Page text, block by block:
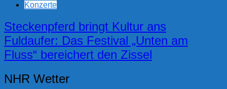
Konzerte
Steckenpferd bringt Kultur ans
Fuldaufer: Das Festival „Unten am
Fluss“ bereichert den Zissel
NHR Wetter